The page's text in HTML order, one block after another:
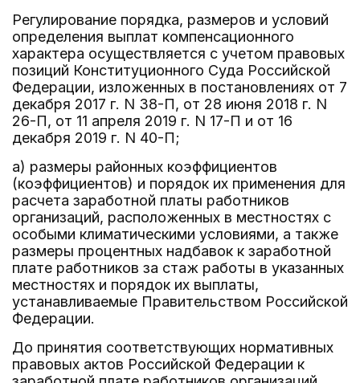
Регулирование порядка, размеров и условий
определения выплат компенсационного
характера осуществляется с учетом правовых
позиций Конституционного Суда Российской
Федерации, изложенных в постановлениях от 7
декабря 2017 г. N 38-П, от 28 июня 2018 г. N
26-П, от 11 апреля 2019 г. N 17-П и от 16
декабря 2019 г. N 40-П;
а) размеры районных коэффициентов
(коэффициентов) и порядок их применения для
расчета заработной платы работников
организаций, расположенных в местностях с
особыми климатическими условиями, а также
размеры процентных надбавок к заработной
плате работников за стаж работы в указанных
местностях и порядок их выплаты,
устанавливаемые Правительством Российской
Федерации.
До принятия соответствующих нормативных
правовых актов Российской Федерации к